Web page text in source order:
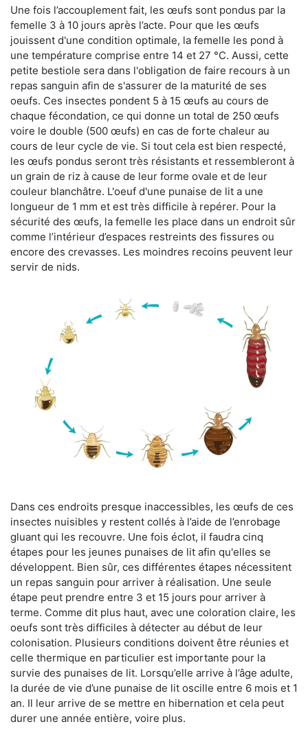
Une fois l’accouplement fait, les œufs sont pondus par la
femelle 3 à 10 jours après l’acte. Pour que les œufs
jouissent d'une condition optimale, la femelle les pond à
une température comprise entre 14 et 27 °C. Aussi, cette
petite bestiole sera dans l'obligation de faire recours à un
repas sanguin afin de s'assurer de la maturité de ses
oeufs. Ces insectes pondent 5 à 15 œufs au cours de
chaque fécondation, ce qui donne un total de 250 œufs
voire le double (500 œufs) en cas de forte chaleur au
cours de leur cycle de vie. Si tout cela est bien respecté,
les œufs pondus seront très résistants et ressembleront à
un grain de riz à cause de leur forme ovale et de leur
couleur blanchâtre. L'oeuf d'une punaise de lit a une
longueur de 1 mm et est très difficile à repérer. Pour la
sécurité des œufs, la femelle les place dans un endroit sûr
comme l’intérieur d’espaces restreints des fissures ou
encore des crevasses. Les moindres recoins peuvent leur
servir de nids.
Dans ces endroits presque inaccessibles, les œufs de ces
insectes nuisibles y restent collés à l’aide de l’enrobage
gluant qui les recouvre. Une fois éclot, il faudra cinq
étapes pour les jeunes punaises de lit afin qu'elles se
développent. Bien sûr, ces différentes étapes nécessitent
un repas sanguin pour arriver à réalisation. Une seule
étape peut prendre entre 3 et 15 jours pour arriver à
terme. Comme dit plus haut, avec une coloration claire, les
oeufs sont très difficiles à détecter au début de leur
colonisation. Plusieurs conditions doivent être réunies et
celle thermique en particulier est importante pour la
survie des punaises de lit. Lorsqu’elle arrive à l’âge adulte,
la durée de vie d’une punaise de lit oscille entre 6 mois et 1
an. Il leur arrive de se mettre en hibernation et cela peut
durer une année entière, voire plus.